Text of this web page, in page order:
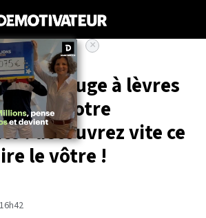
de rouge à lèvres
de votre
: découvrez vite ce
le vôtre !
×